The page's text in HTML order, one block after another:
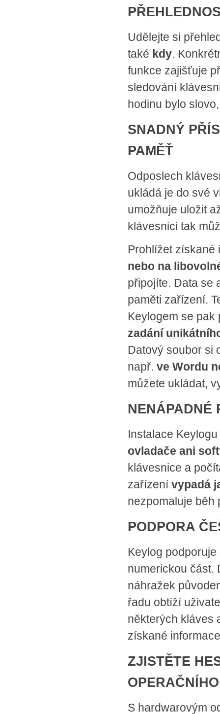
Udělejte si
také kdy.
funkce zajišťuje
sledování
hodinu bylo
SNADNÝ
PAMĚŤ
Odposlech
ukládá je do své
umožňuje uložit
klávesnici tak
Prohlížet
nebo na
připojíte. Data se
paměti zařízení.
Keylogem se
zadání
Datový soubor si
např. ve Wordu
můžete ukládat,
NENÁPADNÉ
Instalace
ovladače ani
klávesnice a
zařízení vypadá
nezpomaluje běh
PODPORA
Keylog podporuje
numerickou část.
náhražek
řadu obtíží
některých kláves
získané
ZJISTĚTE
S hardwarovým